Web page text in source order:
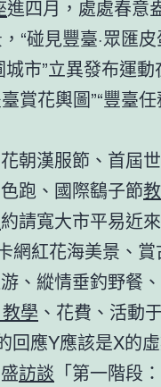
進四月，處處春意
“碰見豐臺·眾匯
市”立異發布運
賞花輿圖”“豐臺
朝漢服節、首屆
跑、國際鷂子節
約請寬大市平易近
網紅花海美景、
、縱情垂釣野餐
學 、花費、活動
回應Y應該是X的
訪談 「第一階段